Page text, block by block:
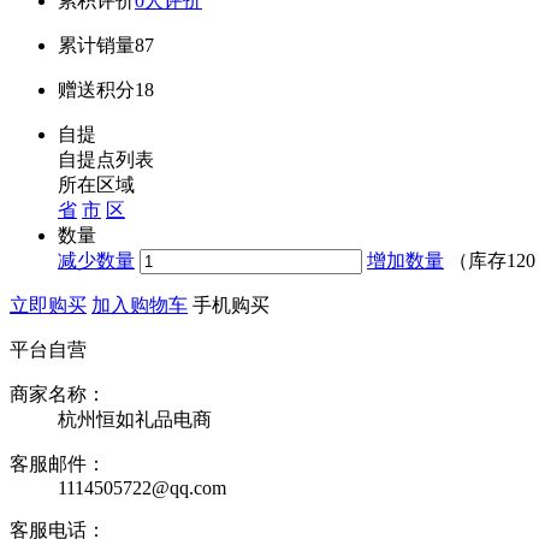
累计销量87
赠送积分18
自提
自提点列表
所在区域
省 市 区
数量
减少数量
增加数量 （库存120
立即购买 加入购物车 手机购买
平台自营
商家名称：
杭州恒如礼品电商
客服邮件：
1114505722@qq.com
客服电话：